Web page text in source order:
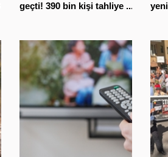
geçti! 390 bin kişi tahliye ...